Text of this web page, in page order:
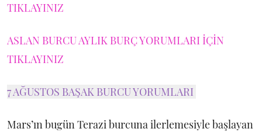
TIKLAYINIZ
ASLAN BURCU AYLIK BURÇ YORUMLARI İÇİN
TIKLAYINIZ
7 AĞUSTOS BAŞAK BURCU YORUMLARI
Mars’ın bugün Terazi burcuna ilerlemesiyle başlayan